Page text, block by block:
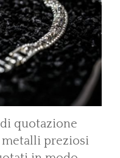
quotazione
metalli preziosi